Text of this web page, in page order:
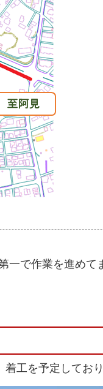
一で作業を進めて
工を予定しており